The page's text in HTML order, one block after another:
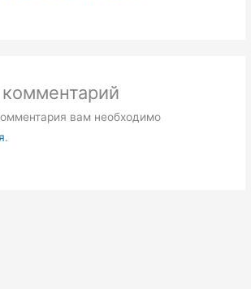
вам необходимо
.